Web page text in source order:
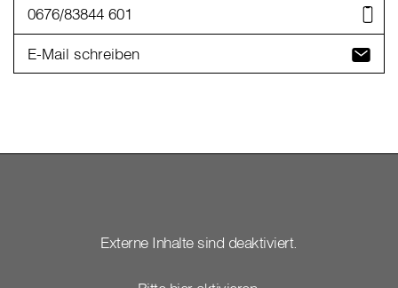
0676/83844 601
E-Mail schreiben
Externe Inhalte sind deaktiviert.